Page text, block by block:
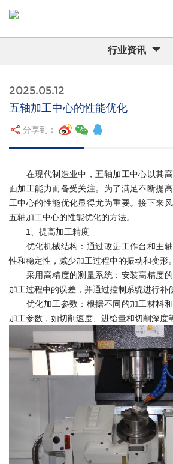
行业资讯
2025.05.12
五轴加工中心的性能优化
分享到：
在现代制造业中，五轴加工中心以其高
面加工能力而备受关注。为了满足不断提
工中心的性能优化显得尤为重要。接下来
五轴加工中心的性能优化的方法。
1、提高加工精度
优化机械结构：通过改进工作台和主轴
性和稳定性，减少加工过程中的振动和变形。
采用高精度的测量系统：安装高精度的
加工过程中的误差，并通过控制系统进行补
优化加工参数：根据不同的加工材料和
加工参数，如切削速度、进给量和切削深度